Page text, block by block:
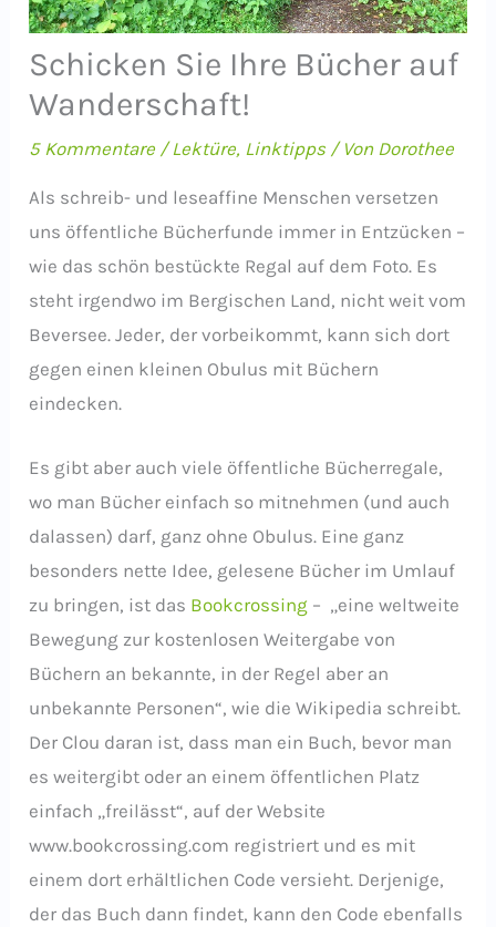
Schicken Sie Ihre Bücher auf
Wanderschaft!
5 Kommentare /Lektüre, Linktipps/ Von Dorothee
Als schreib- und leseaffine Menschen versetzen
uns öffentliche Bücherfunde immer in Entzücken –
wie das schön bestückte Regal auf dem Foto. Es
steht irgendwo im Bergischen Land, nicht weit vom
Beversee. Jeder, der vorbeikommt, kann sich dort
gegen einen kleinen Obulus mit Büchern
eindecken.
Es gibt aber auch viele öffentliche Bücherregale,
wo man Bücher einfach so mitnehmen (und auch
dalassen) darf, ganz ohne Obulus. Eine ganz
besonders nette Idee, gelesene Bücher im Umlauf
zu bringen, ist das Bookcrossing – „eine weltweite
Bewegung zur kostenlosen Weitergabe von
Büchern an bekannte, in der Regel aber an
unbekannte Personen“, wie die Wikipedia schreibt.
Der Clou daran ist, dass man ein Buch, bevor man
es weitergibt oder an einem öffentlichen Platz
einfach „freilässt“, auf der Website
www.bookcrossing.com registriert und es mit
einem dort erhältlichen Code versieht. Derjenige,
der das Buch dann findet, kann den Code ebenfalls